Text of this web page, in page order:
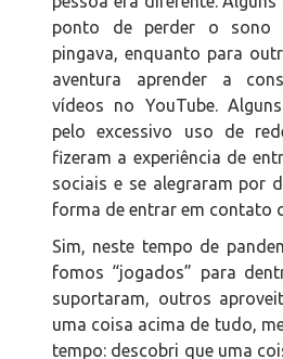
ponto de perder o sono
pingava, enquanto para
aventura aprender a
vídeos no YouTube.
pelo excessivo uso de
fizeram a experiência de
sociais e se alegraram por
forma de entrar em contato
Sim, neste tempo de
fomos “jogados” para
suportaram, outros
uma coisa acima de tudo,
tempo: descobri que uma